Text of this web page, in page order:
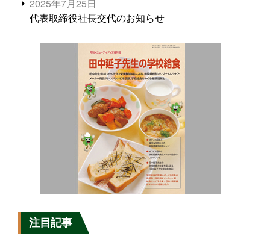
2025年7月25日
代表取締役社長交代のお知らせ
注目記事